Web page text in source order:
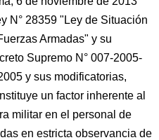
N° 28359 "Ley de Situación
Armadas" y su
Supremo N° 007-2005-
y sus modificatorias,
un factor inherente al
militar en el personal de
en estricta observancia de